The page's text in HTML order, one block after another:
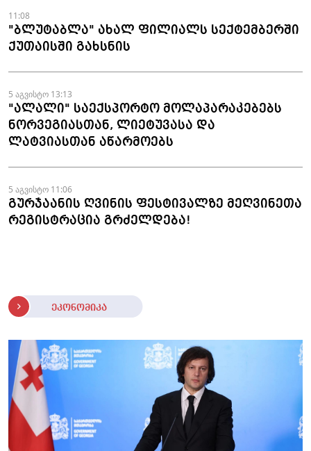
11:08
"ბლუტაბლა" ახალ ფილიალს სექტემბერში
ქუთაისში გახსნის
5 აგვისტო 13:13
"ალალი" საექსპორტო მოლაპარაკებებს
ნორვეგიასთან, ლიეტუვასა და
ლატვიასთან აწარმოებს
5 აგვისტო 11:06
გურჯაანის ღვინის ფესტივალზე მეღვინეთა
რეგისტრაცია გრძელდება!
ეკონომიკა